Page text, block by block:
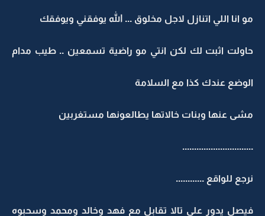
مو انا اللي اتنازل لاجل مخلوق ... الله يوفقني ويوفقك
حاولت اثبت لك لكن انتي مو راضية تسمعين .. طيب مدام
الوضع عندك كذا مع السلامة
مشى عنها وبنات خالاتها يطالعونها مستغربين
..............................
نرجع للواقع ............
فيصل يدور على تالا تقابل مع فهد وخالد ومحمد وسحبوه